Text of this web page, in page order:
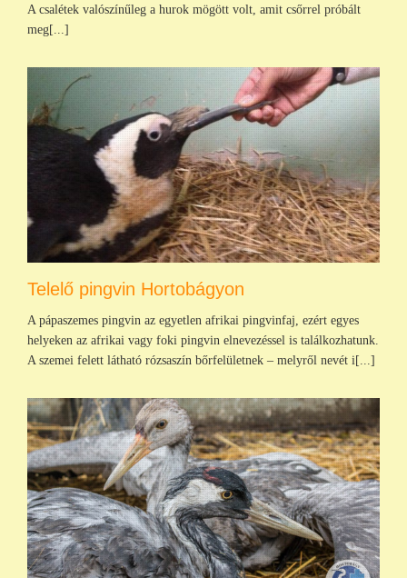
A csalétek valószínűleg a hurok mögött volt, amit csőrrel próbált
meg[...]
Telelő pingvin Hortobágyon
A pápaszemes pingvin az egyetlen afrikai pingvinfaj, ezért egyes
helyeken az afrikai vagy foki pingvin elnevezéssel is találkozhatunk.
A szemei felett látható rózsaszín bőrfelületnek – melyről nevét i[...]